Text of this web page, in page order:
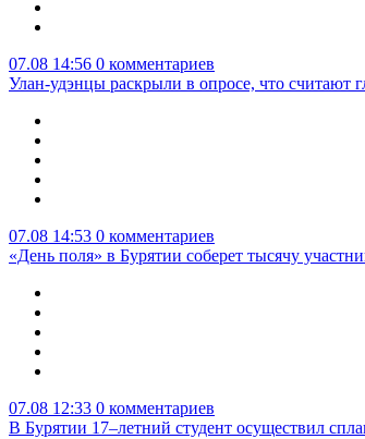
07.08 14:56 0 комментариев
Улан-удэнцы раскрыли в опросе, что считают
07.08 14:53 0 комментариев
«День поля» в Бурятии соберет тысячу
07.08 12:33 0 комментариев
В Бурятии 17–летний студент осуществил